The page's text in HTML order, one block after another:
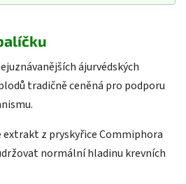
ájurvédských
tradičně ceněná pro podporu
extrakt z pryskyřice Commiphora
normální hladinu krevních